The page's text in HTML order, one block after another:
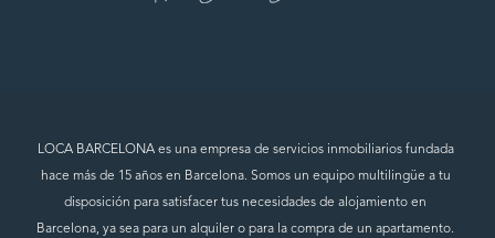
LOCA BARCELONA es una empresa de servicios inmobiliarios fundada
hace más de 15 años en Barcelona. Somos un equipo multilingüe a tu
disposición para satisfacer tus necesidades de alojamiento en
Barcelona, ya sea para un alquiler o para la compra de un apartamento.